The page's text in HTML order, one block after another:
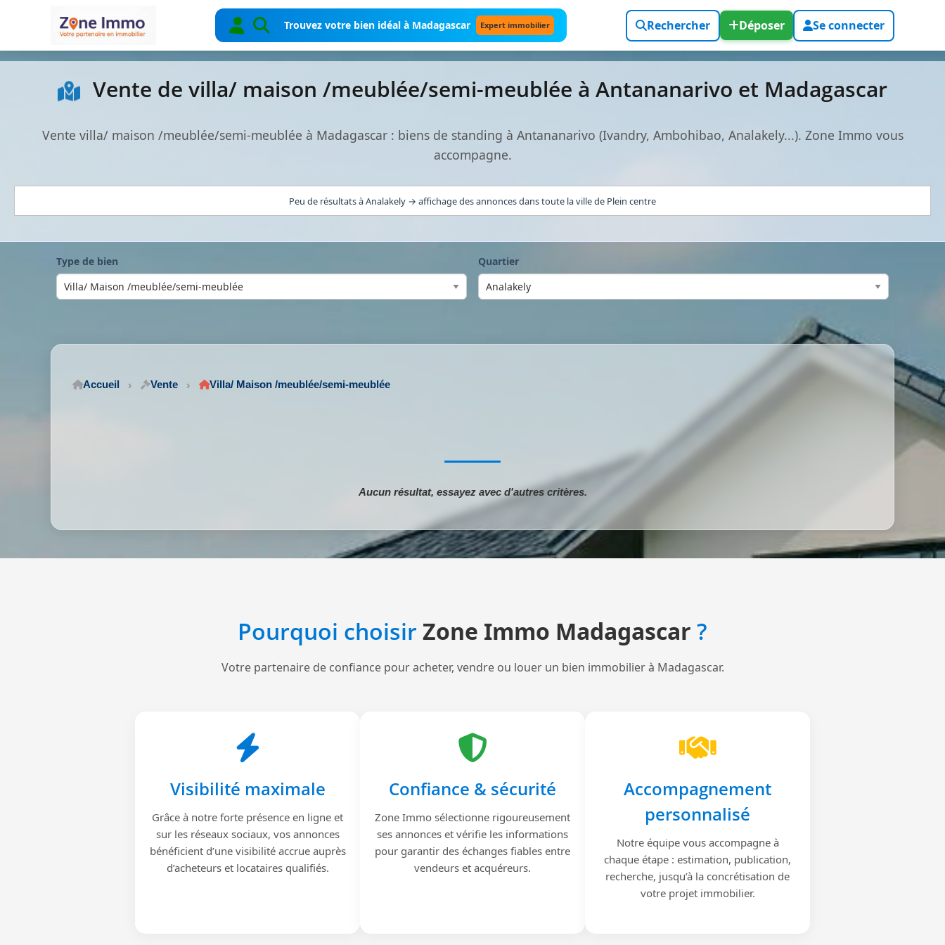
Trouvez votre bien idéal à Madagascar Expert immobilier Rechercher Déposer Se connecter
Vente de villa/ maison /meublée/semi-meublée à Antananarivo et Madagascar
Vente villa/ maison /meublée/semi-meublée à Madagascar : biens de standing à Antananarivo (Ivandry, Ambohibao, Analakely...). Zone Immo vous
accompagne.
Peu de résultats à Analakely → affichage des annonces dans toute la ville de Plein centre
Type de bien Quartier
Accueil Vente Villa/ Maison /meublée/semi-meublée
Aucun résultat, essayez avec d'autres critères.
Pourquoi choisirZone Immo Madagascar ?
Votre partenaire de confiance pour acheter, vendre ou louer un bien immobilier à Madagascar.
Visibilité maximale
Grâce à notre forte présence en ligne et
sur les réseaux sociaux, vos annonces
bénéficient d’une visibilité accrue auprès
d’acheteurs et locataires qualifiés.
Confiance & sécurité
Zone Immo sélectionne rigoureusement
ses annonces et vérifie les informations
pour garantir des échanges fiables entre
vendeurs et acquéreurs.
Accompagnement
personnalisé
Notre équipe vous accompagne à
chaque étape : estimation, publication,
recherche, jusqu’à la concrétisation de
votre projet immobilier.